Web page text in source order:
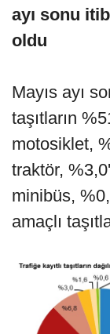
ayı sonu
oldu
Mayıs ayı
taşıtların
motosiklet,
traktör,
minibüs,
amaçlı